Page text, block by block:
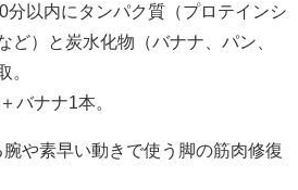
分以内にタンパク質（プロテインシ
ど）と炭水化物（バナナ、パン、
。
バナナ1本。
腕や素早い動きで使う脚の筋肉修復